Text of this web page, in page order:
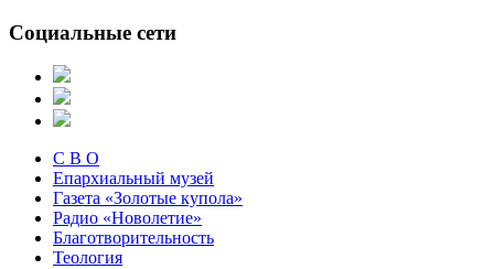
Социальные сети
С В О
Епархиальный музей
Газета «Золотые купола»
Радио «Новолетие»
Благотворительность
Теология